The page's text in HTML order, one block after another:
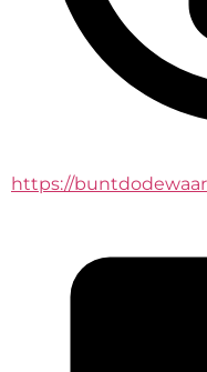
https://